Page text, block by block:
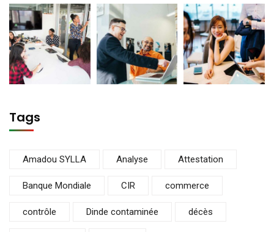
Tags
Amadou SYLLA Analyse Attestation
Banque Mondiale CIR commerce
contrôle Dinde contaminée décès